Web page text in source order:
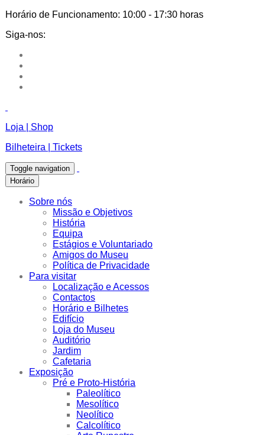
Horário de Funcionamento: 10:00 - 17:30 horas
Siga-nos:
Loja | Shop
Bilheteira | Tickets
Toggle navigation
Horário
Sobre nós
Missão e Objetivos
História
Equipa
Estágios e Voluntariado
Amigos do Museu
Política de Privacidade
Para visitar
Localização e Acessos
Contactos
Horário e Bilhetes
Edifício
Loja do Museu
Auditório
Jardim
Cafetaria
Exposição
Pré e Proto-História
Paleolítico
Mesolítico
Neolítico
Calcolítico